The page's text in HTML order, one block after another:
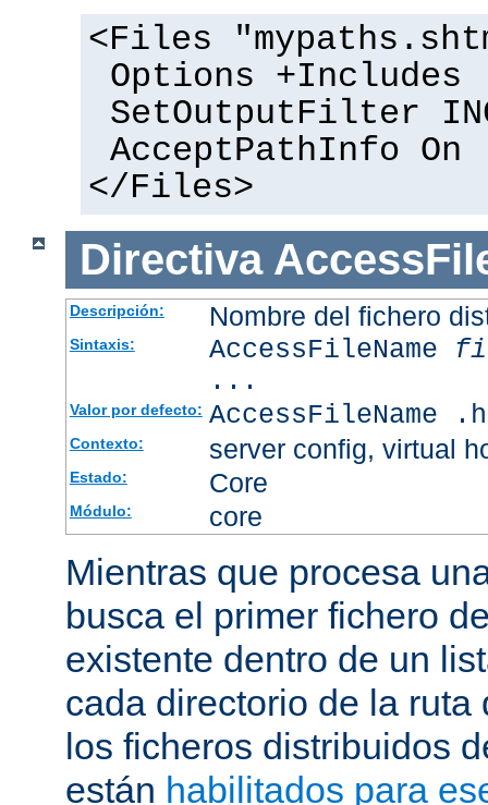
<Files
Options +Includes
SetOutputFilter
AcceptPathInfo On
</Files>
Directiva
Descripción: Nombre del fichero
Sintaxis: AccessFileName
...
Valor por defecto: AccessFileName
Contexto: server config, virtual
Estado: Core
Módulo: core
Mientras que procesa
busca el primer fichero
existente dentro de un
cada directorio de la ruta
los ficheros distribuidos
están habilitados para